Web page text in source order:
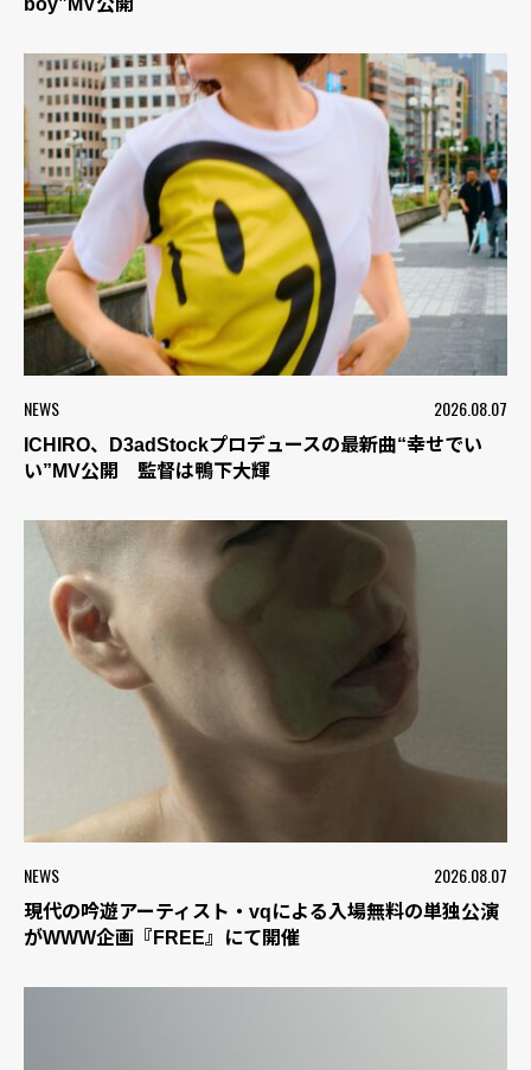
boy”MV公開
NEWS 2026.08.07
ICHIRO、D3adStockプロデュースの最新曲“幸せでい
い”MV公開 監督は鴨下大輝
NEWS 2026.08.07
現代の吟遊アーティスト・vqによる入場無料の単独公演
がWWW企画『FREE』にて開催